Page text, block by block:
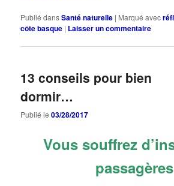
Publié dansSanté naturelle | Marqué avec
côte basque | Laisser un commentaire
13 conseils pour bien
dormir…
Publié le03/28/2017
Vous souffrez
passagères